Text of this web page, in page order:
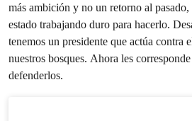
más ambición y no un retorno al
estado trabajando duro para hacerlo.
tenemos un presidente que actúa contra
nuestros bosques. Ahora les
defenderlos.